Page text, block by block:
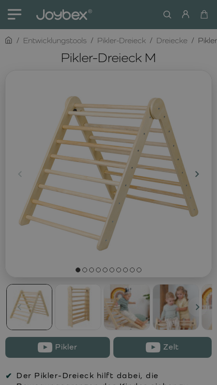
Pikler-Dreieck M
homeEntwicklungstools Pikler-Dreieck Dreiecke
Pikler Zelt
Der Pikler-Dreieck hilft dabei, die